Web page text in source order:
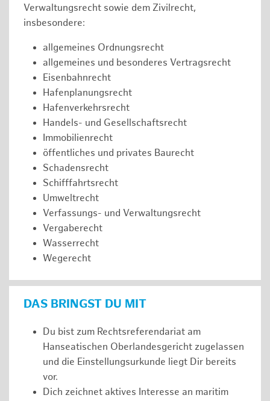
Verwaltungsrecht sowie dem Zivilrecht,
insbesondere:
allgemeines Ordnungsrecht
allgemeines und besonderes Vertragsrecht
Eisenbahnrecht
Hafenplanungsrecht
Hafenverkehrsrecht
Handels- und Gesellschaftsrecht
Immobilienrecht
öffentliches und privates Baurecht
Schadensrecht
Schifffahrtsrecht
Umweltrecht
Verfassungs- und Verwaltungsrecht
Vergaberecht
Wasserrecht
Wegerecht
DAS BRINGST DU MIT
Du bist zum Rechtsreferendariat am
Hanseatischen Oberlandesgericht zugelassen
und die Einstellungsurkunde liegt Dir bereits
vor.
Dich zeichnet aktives Interesse an maritim